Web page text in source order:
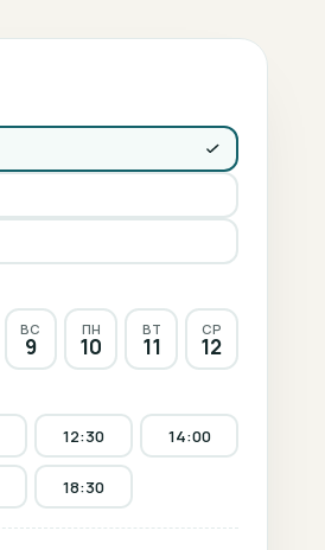
ВС
9
ПН
10
ВТ
11
СР
12
12:30 14:00
18:30